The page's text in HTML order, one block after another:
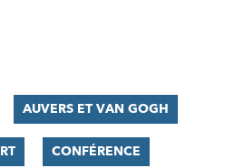
AUVERS ET VAN GOGH
CONFÉRENCE